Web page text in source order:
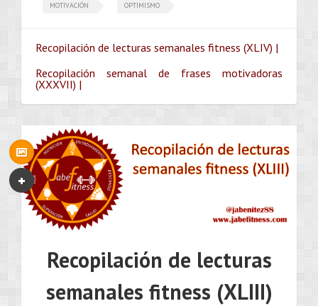
MOTIVACIÓN OPTIMISMO
Recopilación de lecturas semanales fitness (XLIV) |
Recopilación semanal de frases motivadoras
(XXXVII) |
Recopilación de lecturas
semanales fitness (XLIII)